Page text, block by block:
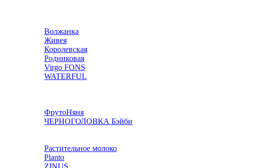
Волжанка
Живея
Королевская
Родниковая
Virgo FONS
WATERFUL
ФрутоНяня
ЧЕРНОГОЛОВКА Бэйби
Растительное молоко
Planto
ZINUS